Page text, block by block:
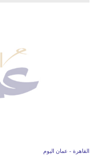
القاهرة - عمان اليوم